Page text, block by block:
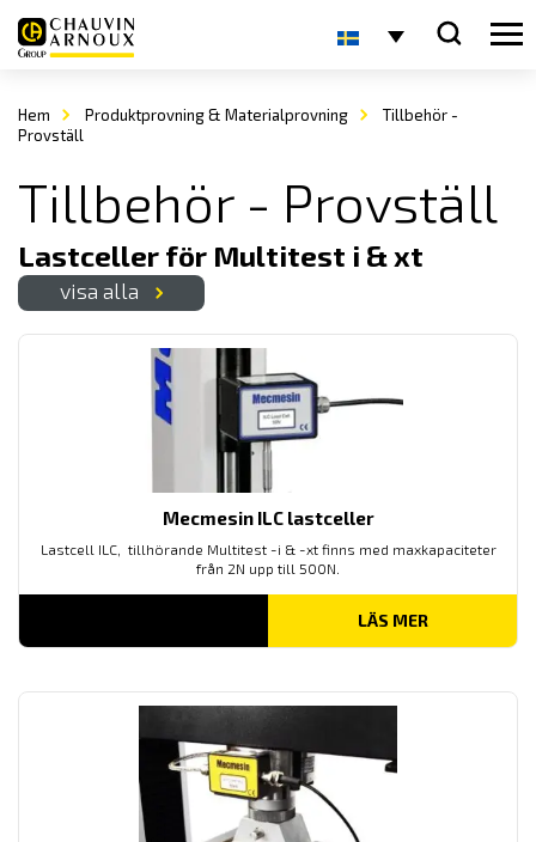
Hem Produktprovning & Materialprovning
Tillbehör -
Provställ
Tillbehör - Provställ
Lastceller för Multitest i & xt
visa alla
Mecmesin ILC lastceller
Lastcell ILC, tillhörande Multitest -i & -xt finns med maxkapaciteter
från 2N upp till 500N.
LÄS MER